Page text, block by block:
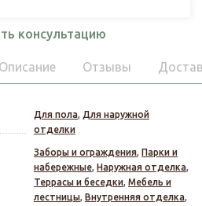
консультацию
Описание Отзывы
Для пола, Для наружной
отделки
Заборы и ограждения, Парки и
набережные, Наружная отделка,
Террасы и беседки, Мебель и
лестницы, Внутренняя отделка,